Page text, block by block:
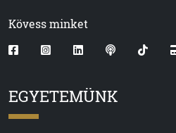
Kövess minket
EGYETEMÜNK